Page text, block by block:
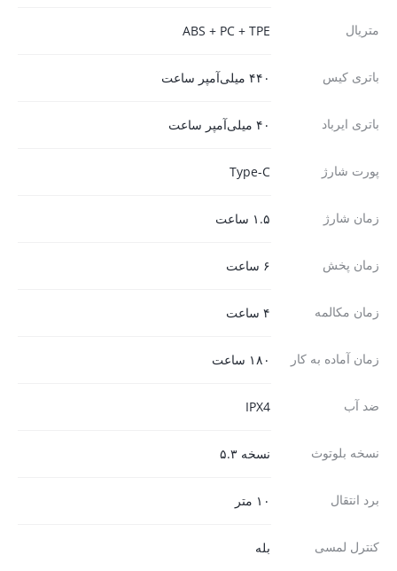
متریال ABS + PC + TPE
باتری کیس ۴۴۰ میلی‌آمپر ساعت
باتری ایرباد ۴۰ میلی‌آمپر ساعت
پورت شارژ Type-C
زمان شارژ ۱.۵ ساعت
زمان پخش ۶ ساعت
زمان مکالمه ۴ ساعت
زمان آماده به کار ۱۸۰ ساعت
ضد آب IPX4
نسخه بلوتوث نسخه ۵.۳
برد انتقال ۱۰ متر
کنترل لمسی بله